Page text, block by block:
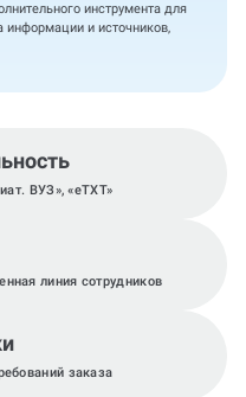
инструмента для
и источников,
ВУЗ», «eTXT»
линия сотрудников
заказа